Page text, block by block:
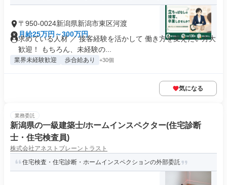
〒950-0024新潟県新潟市東区河渡
月給25万円～300万円
求めている人材 ／ 接客経験を活かして 働き方を変えたい方大
歓迎！ もちろん、未経験の...
業界未経験歓迎 歩合給あり +30個
気になる
業務委託
新潟県の一級建築士/ホームインスペクター(住宅診断
士・住宅検査員)
株式会社アネストブレーントラスト
住宅検査・住宅診断・ホームインスペクションの外部委託